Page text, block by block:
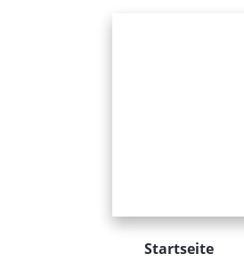
Startseite